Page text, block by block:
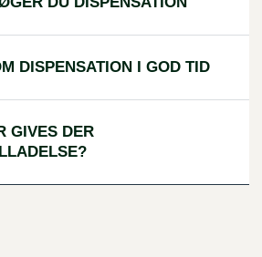
DISPENSATION I GOD TID
GIVES DER